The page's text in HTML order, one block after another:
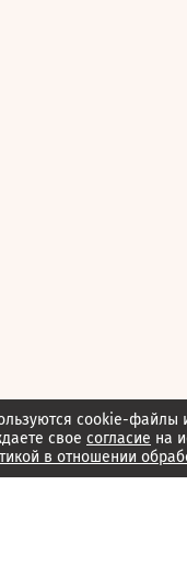
cookie-файлы
свое согласие на
в отношении